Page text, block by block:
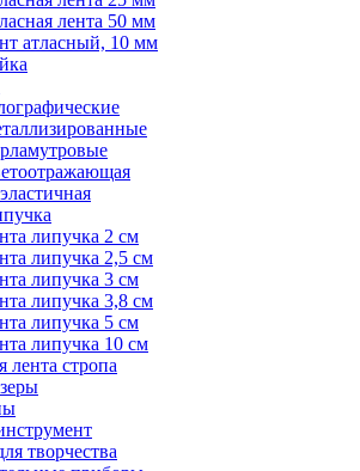
лента 50 мм
атласный, 10 мм
липучка 2 см
липучка 2,5 см
липучка 3 см
липучка 3,8 см
липучка 5 см
липучка 10 см
лента стропа
творчества